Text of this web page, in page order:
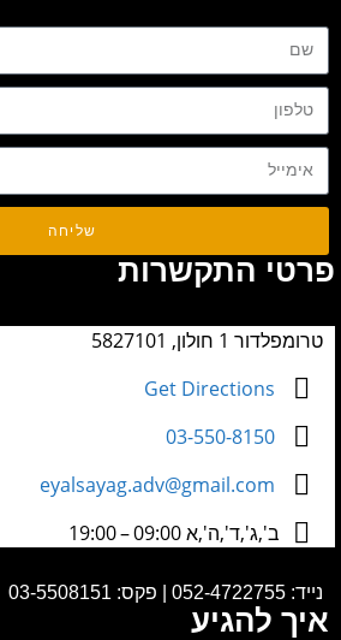
שליחה
פרטי התקשרות
טרומפלדור 1 חולון, 5827101
Get Directions
03-550-8150
eyalsayag.adv@gmail.com
ב',ג',ד',ה',א 09:00 – 19:00
נייד: 052-4722755 פקס: 03-5508151
איך להגיע